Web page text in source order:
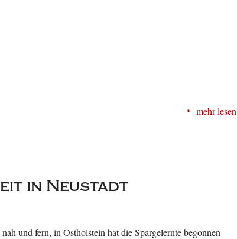
mehr lesen
in Neustadt
und fern, in Ostholstein hat die Spargelernte begonnen